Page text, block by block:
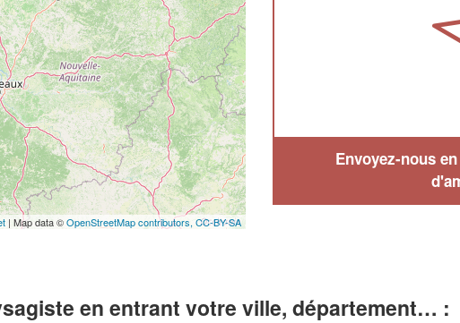
| Map data ©OpenStreetMap contributors, CC-BY-SA
Envoyez-nous
en entrant votre ville, département… :